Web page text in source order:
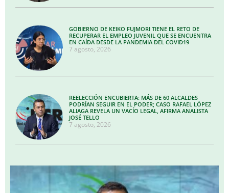
GOBIERNO DE KEIKO FUJMORI TIENE EL RETO DE
RECUPERAR EL EMPLEO JUVENIL QUE SE ENCUENTRA
EN CAÍDA DESDE LA PANDEMIA DEL COVID19
7 agosto, 2026
REELECCIÓN ENCUBIERTA: MÁS DE 60 ALCALDES
PODRÍAN SEGUIR EN EL PODER; CASO RAFAEL LÓPEZ
ALIAGA REVELA UN VACÍO LEGAL, AFIRMA ANALISTA
JOSÉ TELLO
7 agosto, 2026